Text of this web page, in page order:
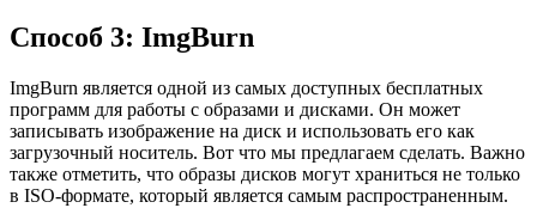
Способ 3: ImgBurn
ImgBurn является одной из самых доступных бесплатных
программ для работы с образами и дисками. Он может
записывать изображение на диск и использовать его как
загрузочный носитель. Вот что мы предлагаем сделать. Важно
также отметить, что образы дисков могут храниться не только
в ISO-формате, который является самым распространенным.